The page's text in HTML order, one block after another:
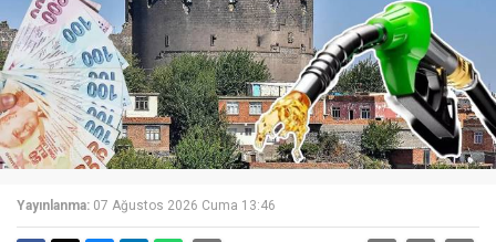
Yayınlanma: 07 Ağustos 2026 Cuma 13:46